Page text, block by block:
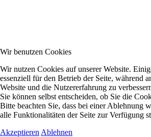
Wir benutzen Cookies
Wir nutzen Cookies auf unserer Website.
essenziell für den Betrieb der Seite, während
Website und die Nutzererfahrung zu
Sie können selbst entscheiden, ob Sie die
Bitte beachten Sie, dass bei einer Ablehnung
alle Funktionalitäten der Seite zur Verfügung
Akzeptieren Ablehnen